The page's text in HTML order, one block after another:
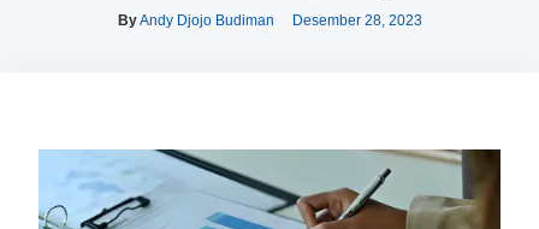
ByAndy Djojo Budiman Desember 28, 2023